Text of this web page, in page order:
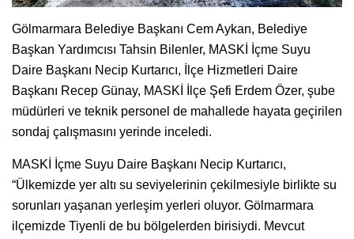
Gölmarmara Belediye Başkanı Cem Aykan, Belediye
Başkan Yardımcısı Tahsin Bilenler, MASKİ İçme Suyu
Daire Başkanı Necip Kurtarıcı, İlçe Hizmetleri Daire
Başkanı Recep Günay, MASKİ İlçe Şefi Erdem Özer, şube
müdürleri ve teknik personel de mahallede hayata geçirilen
sondaj çalışmasını yerinde inceledi.
MASKİ İçme Suyu Daire Başkanı Necip Kurtarıcı,
“Ülkemizde yer altı su seviyelerinin çekilmesiyle birlikte su
sorunları yaşanan yerleşim yerleri oluyor. Gölmarmara
ilçemizde Tiyenli de bu bölgelerden birisiydi. Mevcut